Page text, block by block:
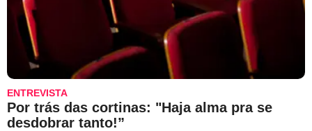
ENTREVISTA
Por trás das cortinas: "Haja alma pra se
desdobrar tanto!”